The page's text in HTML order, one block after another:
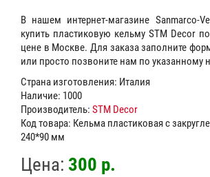
В нашем интернет-магазине Sanmarco-
купить пластиковую кельму STM Decor
цене в Москве. Для заказа заполните
или просто позвоните нам по указанному
Страна изготовления: Италия
Наличие: 1000
Производитель: STM Decor
Код товара: Кельма пластиковая с
240*90 мм
Цена: 300 р.